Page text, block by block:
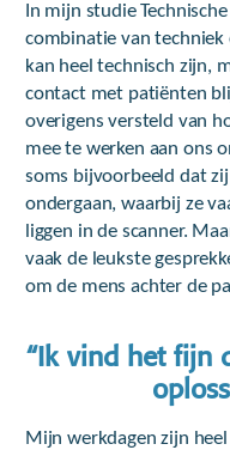
In mijn studie
combinatie van techniek
kan heel technisch zijn,
contact met patiënten
overigens versteld van
mee te werken aan ons
soms bijvoorbeeld dat
ondergaan, waarbij ze
liggen in de scanner.
vaak de leukste
om de mens achter de
“Ik vind het fijn
Mijn werkdagen zijn